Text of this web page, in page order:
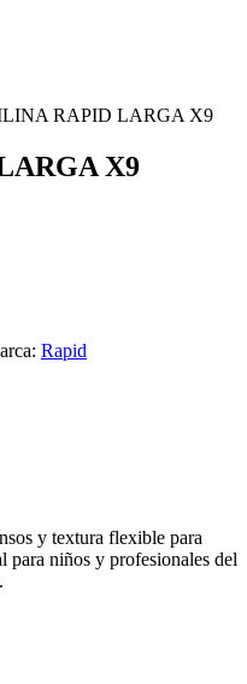
RAPID LARGA X9
X9
Rapid
y textura flexible para
para niños y profesionales del